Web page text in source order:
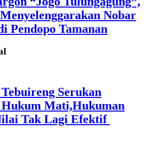
Nobar
Pendopo Tamanan
Serukan
Mati,Hukuman
Tak Lagi Efektif